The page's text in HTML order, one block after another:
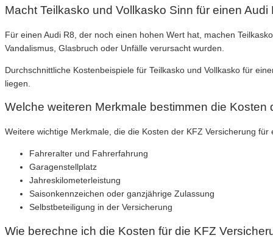
Macht Teilkasko und Vollkasko Sinn für einen Audi
Für einen Audi R8, der noch einen hohen Wert hat, machen
Vandalismus, Glasbruch oder Unfälle verursacht wurden.
Durchschnittliche Kostenbeispiele für Teilkasko und Vollkasko für
liegen.
Welche weiteren Merkmale bestimmen die
Weitere wichtige Merkmale, die die Kosten der KFZ Versicherung für
Fahreralter und Fahrerfahrung
Garagenstellplatz
Jahreskilometerleistung
Saisonkennzeichen oder ganzjährige Zulassung
Selbstbeteiligung in der Versicherung
Wie berechne ich die Kosten für die KFZ